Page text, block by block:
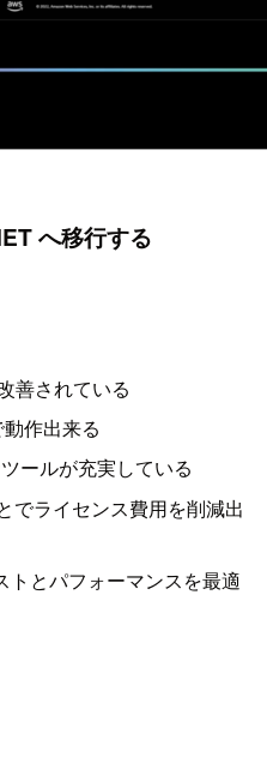
へ移行する
善されている
作出来る
ールが充実している
でライセンス費用を削減出
トとパフォーマンスを最適